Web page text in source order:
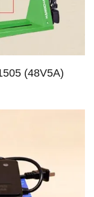
(48V5A)